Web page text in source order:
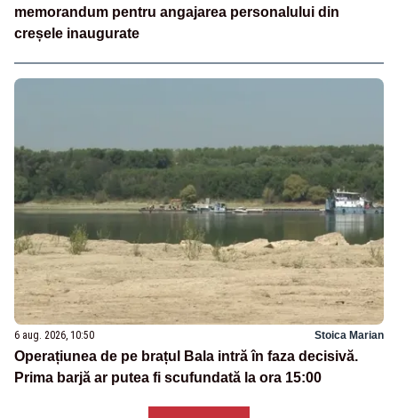
memorandum pentru angajarea personalului din
creșele inaugurate
6 aug. 2026, 10:50 Stoica Marian
Operațiunea de pe brațul Bala intră în faza decisivă.
Prima barjă ar putea fi scufundată la ora 15:00